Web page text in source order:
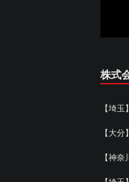
株式
【埼
【大
【神